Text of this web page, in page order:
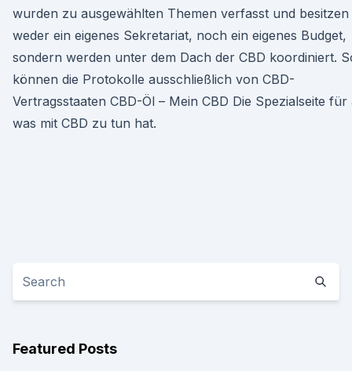
wurden zu ausgewählten Themen verfasst und besitzen
weder ein eigenes Sekretariat, noch ein eigenes Budget,
sondern werden unter dem Dach der CBD koordiniert.
können die Protokolle ausschließlich von CBD-
Vertragsstaaten CBD-Öl – Mein CBD Die Spezialseite für
was mit CBD zu tun hat.
Featured Posts